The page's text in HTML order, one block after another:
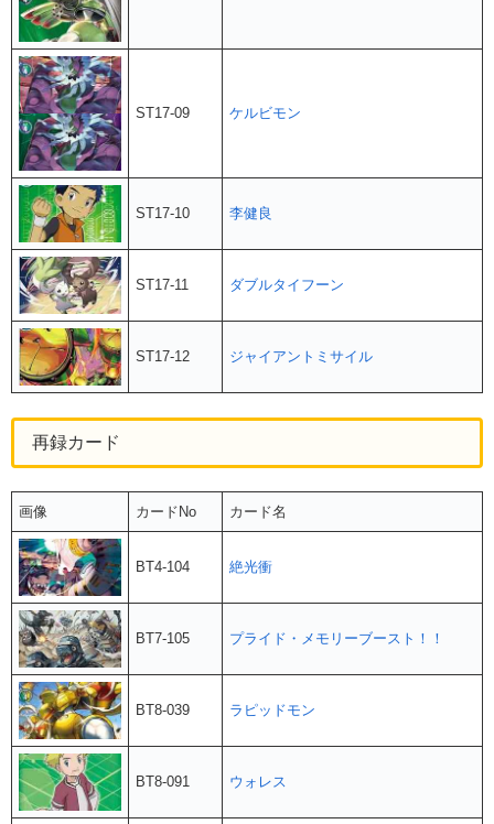
ST17-09 ケルビモン
ST17-10 李健良
ST17-11 ダブルタイフーン
ST17-12 ジャイアントミサイル
再録カード
画像 カードNo カード名
BT4-104 絶光衝
BT7-105 プライド・メモリーブースト！！
BT8-039 ラピッドモン
BT8-091 ウォレス